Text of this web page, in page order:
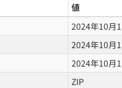
値
2024年10月
2024年10月
2024年10月
ZIP